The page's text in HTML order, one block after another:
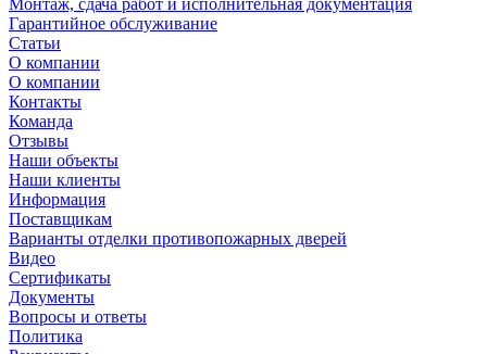
Монтаж, сдача работ и исполнительная документация
Гарантийное обслуживание
Статьи
О компании
О компании
Контакты
Команда
Отзывы
Наши объекты
Наши клиенты
Информация
Поставщикам
Варианты отделки противопожарных дверей
Видео
Сертификаты
Документы
Вопросы и ответы
Политика